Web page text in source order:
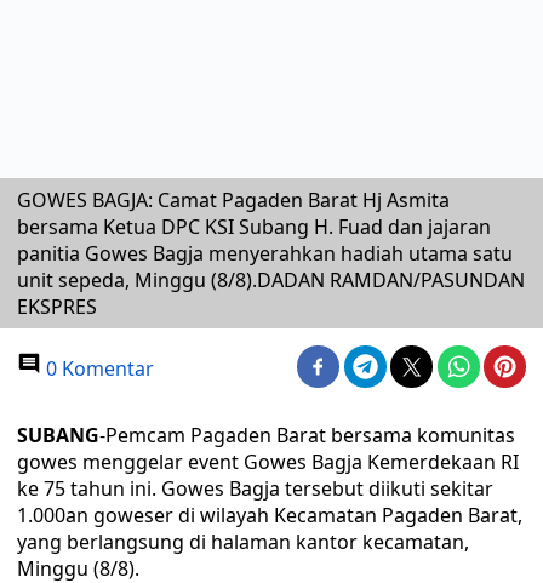
GOWES BAGJA: Camat Pagaden Barat Hj Asmita
bersama Ketua DPC KSI Subang H. Fuad dan jajaran
panitia Gowes Bagja menyerahkan hadiah utama satu
unit sepeda, Minggu (8/8).DADAN RAMDAN/PASUNDAN
EKSPRES
0 Komentar
SUBANG-Pemcam Pagaden Barat bersama komunitas
gowes menggelar event Gowes Bagja Kemerdekaan RI
ke 75 tahun ini. Gowes Bagja tersebut diikuti sekitar
1.000an goweser di wilayah Kecamatan Pagaden Barat,
yang berlangsung di halaman kantor kecamatan,
Minggu (8/8).